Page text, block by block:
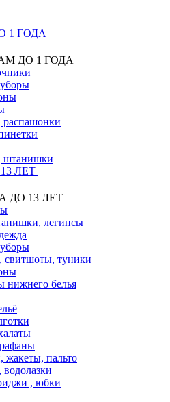
ГОДА
ДО 1 ГОДА
распашонки
штанишки
ЛЕТ
ДО 13 ЛЕТ
легинсы
свитшоты, туники
нижнего белья
жакеты, пальто
, юбки